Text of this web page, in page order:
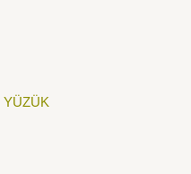
YÜZÜK